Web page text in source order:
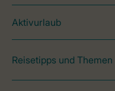
Aktivurlaub
Reisetipps und Themen